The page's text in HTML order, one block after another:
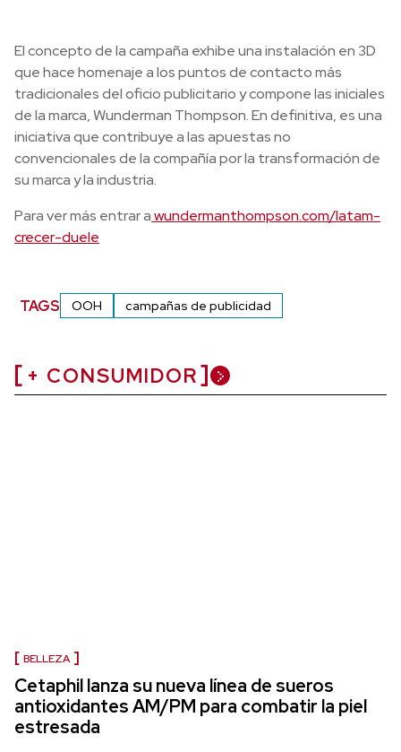
El concepto de la campaña exhibe una instalación en 3D
que hace homenaje a los puntos de contacto más
tradicionales del oficio publicitario y compone las iniciales
de la marca, Wunderman Thompson. En definitiva, es una
iniciativa que contribuye a las apuestas no
convencionales de la compañía por la transformación de
su marca y la industria.
Para ver más entrar awundermanthompson.com/latam-
crecer-duele
TAGS OOH campañas de publicidad
+ CONSUMIDOR
BELLEZA
Cetaphil lanza su nueva línea de sueros
antioxidantes AM/PM para combatir la piel
estresada